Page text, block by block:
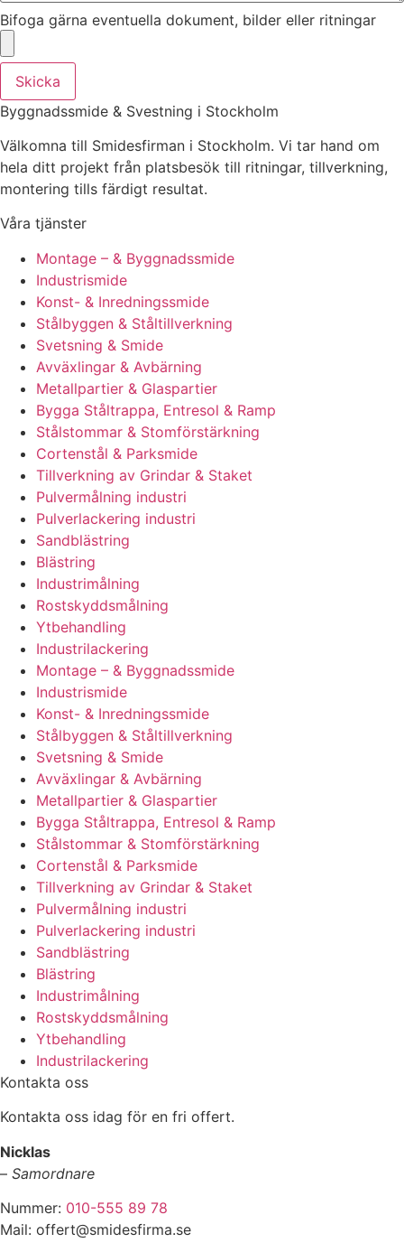
Bifoga gärna eventuella dokument, bilder eller ritningar
Skicka
Byggnadssmide & Svestning i Stockholm
Välkomna till Smidesfirman i Stockholm. Vi tar hand om
hela ditt projekt från platsbesök till ritningar, tillverkning,
montering tills färdigt resultat.
Våra tjänster
Montage – & Byggnadssmide
Industrismide
Konst- & Inredningssmide
Stålbyggen & Ståltillverkning
Svetsning & Smide
Avväxlingar & Avbärning
Metallpartier & Glaspartier
Bygga Ståltrappa, Entresol & Ramp
Stålstommar & Stomförstärkning
Cortenstål & Parksmide
Tillverkning av Grindar & Staket
Pulvermålning industri
Pulverlackering industri
Sandblästring
Blästring
Industrimålning
Rostskyddsmålning
Ytbehandling
Industrilackering
Montage – & Byggnadssmide
Industrismide
Konst- & Inredningssmide
Stålbyggen & Ståltillverkning
Svetsning & Smide
Avväxlingar & Avbärning
Metallpartier & Glaspartier
Bygga Ståltrappa, Entresol & Ramp
Stålstommar & Stomförstärkning
Cortenstål & Parksmide
Tillverkning av Grindar & Staket
Pulvermålning industri
Pulverlackering industri
Sandblästring
Blästring
Industrimålning
Rostskyddsmålning
Ytbehandling
Industrilackering
Kontakta oss
Kontakta oss idag för en fri offert.
Nicklas
– Samordnare
Nummer: 010-555 89 78
Mail: offert@smidesfirma.se